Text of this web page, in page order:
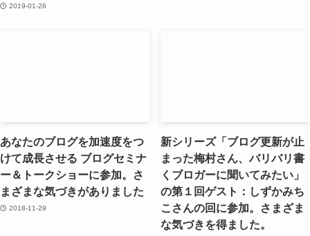
2019-01-26
あなたのブログを加速度をつ
けて成長させる ブログセミナ
ー＆トークショーに参加。さ
まざまな気づきがありました
2018-11-29
新シリーズ「ブログ更新が止
まった梅村さん、バリバリ書
くブロガーに聞いてみたい」
の第１回ゲスト：しずかみち
こさんの回に参加。さまざま
な気づきを得ました。